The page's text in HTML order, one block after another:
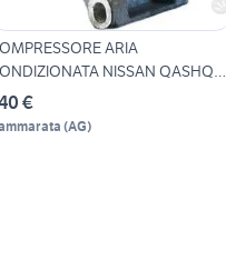
ARIA
NISSAN QASHQAI
1 €
(AG)